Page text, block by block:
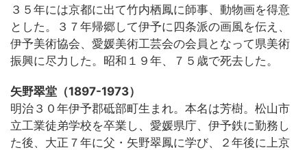
３５年には京都に出て竹内栖鳳に師事、動物画を得意
とした。３７年帰郷して伊予に四条派の画風を伝え、
伊予美術協会、愛媛美術工芸会の会員となって県美術
振興に尽力した。昭和１９年、７５歳で死去した。
矢野翠堂（1897-1973）
明治３０年伊予郡砥部町生まれ。本名は芳樹。松山市
立工業徒弟学校を卒業し、愛媛県庁、伊予鉄に勤務し
た後、大正７年に父・矢野翠鳳に学び、２年後に上京